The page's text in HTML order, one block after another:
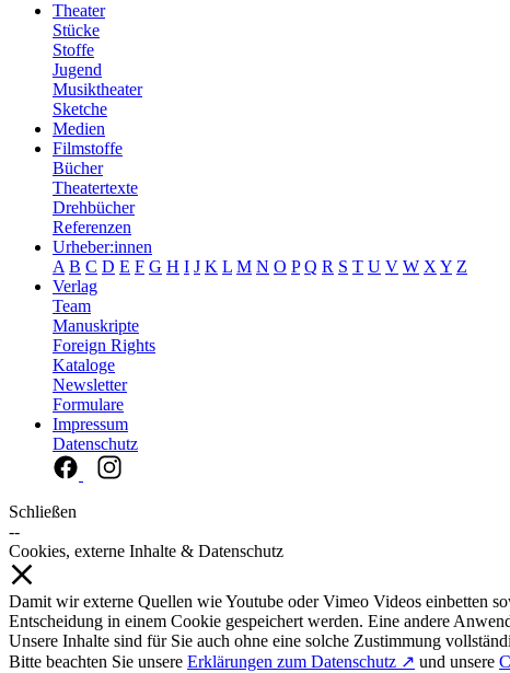
Theater
Stücke
Stoffe
Jugend
Musiktheater
Sketche
Medien
Filmstoffe
Bücher
Theatertexte
Drehbücher
Referenzen
Urheber:innen
A B C D E F G H I J K L M N O P Q R S T U V W X Y Z
Verlag
Team
Manuskripte
Foreign Rights
Kataloge
Newsletter
Formulare
Impressum
Datenschutz
Schließen
--
Cookies, externe Inhalte & Datenschutz
Damit wir externe Quellen wie Youtube oder Vimeo Videos einbetten
Entscheidung in einem Cookie gespeichert werden. Eine andere
Unsere Inhalte sind für Sie auch ohne eine solche Zustimmung
Bitte beachten Sie unsere Erklärungen zum Datenschutz ↗ und unsere